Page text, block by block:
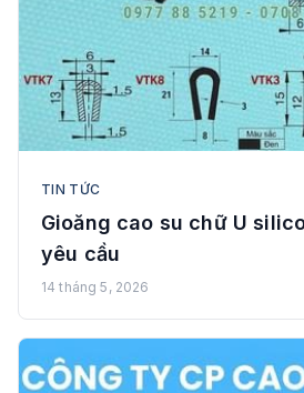
TIN TỨC
Gioăng cao su chữ U
yêu cầu
14 tháng 5, 2026